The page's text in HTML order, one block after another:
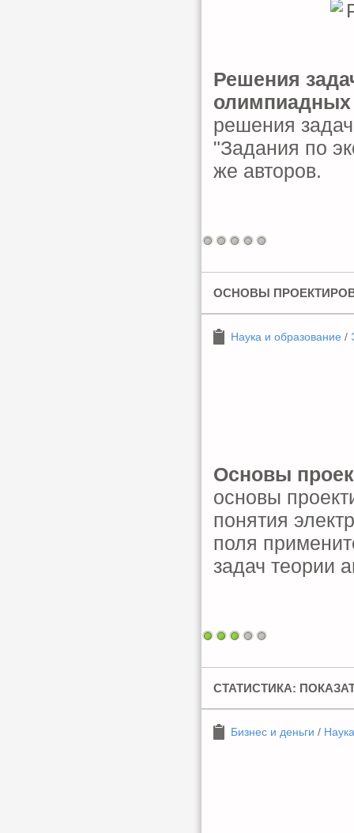
Решения
олимпиадных
решения
"Задания по
же авторов.
ОСНОВЫ
Наука и образование /
Основы
основы
понятия
поля
задач теории
СТАТИСТИКА:
Бизнес и деньги /